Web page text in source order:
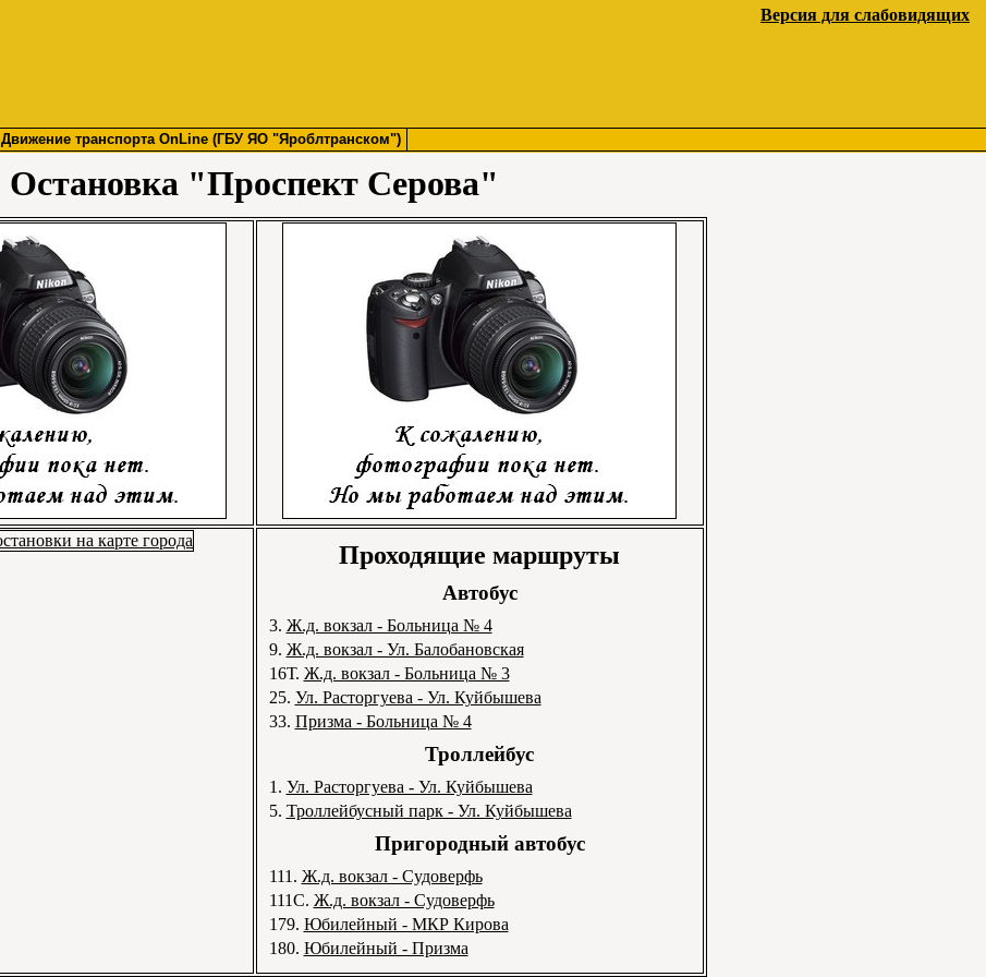
Версия для слабовидящих
Движение транспорта OnLine (ГБУ ЯО "Яроблтранском")
Остановка "Проспект Серова"
Проходящие маршруты
Автобус
3. Ж.д. вокзал - Больница № 4
9. Ж.д. вокзал - Ул. Балобановская
16Т. Ж.д. вокзал - Больница № 3
25. Ул. Расторгуева - Ул. Куйбышева
33. Призма - Больница № 4
Троллейбус
1. Ул. Расторгуева - Ул. Куйбышева
5. Троллейбусный парк - Ул. Куйбышева
Пригородный автобус
111. Ж.д. вокзал - Судоверфь
111С. Ж.д. вокзал - Судоверфь
179. Юбилейный - МКР Кирова
180. Юбилейный - Призма